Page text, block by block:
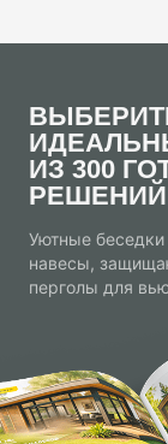
ИЗ 300
РЕШЕНИЙ
Уютные
навесы,
перголы для